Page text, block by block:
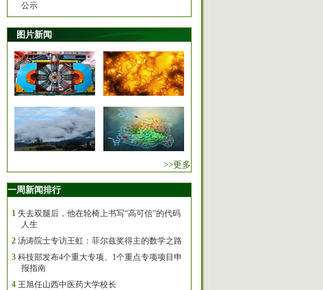
公示
图片新闻
>>更多
一周新闻排行
1 失去双腿后，他在轮椅上书写“高可信”的代码
人生
2 汤涛院士专访王虹：菲尔兹奖得主的数学之路
3 科技部发布4个重大专项、1个重点专项项目申
报指南
4 王旭任山西中医药大学校长